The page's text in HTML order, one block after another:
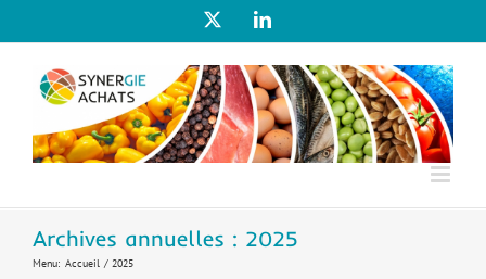
LinkedIn
Archives annuelles : 2025
Menu: Accueil 2025